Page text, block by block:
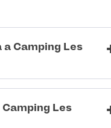
Camping Les
Les